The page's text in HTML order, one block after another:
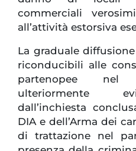
commerciali
all’attività estorsiva
La graduale
riconducibili alle
partenopee nel
ulteriormente
dall’inchiesta
DIA e dell’Arma dei
di trattazione nel